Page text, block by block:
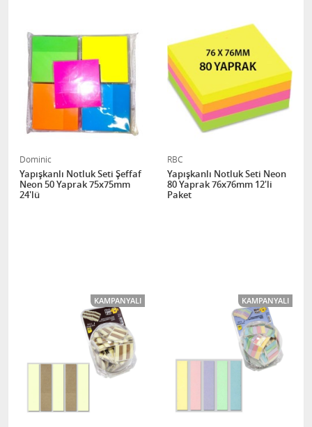
Dominic
Yapışkanlı Notluk Seti Şeffaf
Neon 50 Yaprak 75x75mm
24'lü
RBC
Yapışkanlı Notluk Seti Neon
80 Yaprak 76x76mm 12'li
Paket
KAMPANYALI KAMPANYALI